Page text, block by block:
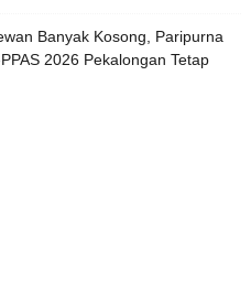
Banyak Kosong, Paripurna
2026 Pekalongan Tetap